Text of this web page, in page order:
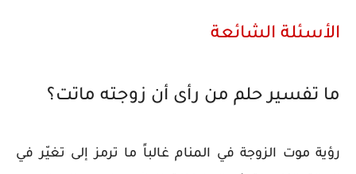
الأسئلة الشائعة
ما تفسير حلم من رأى أن زوجته ماتت؟
رؤية موت الزوجة في المنام غالباً ما ترمز إلى تغيّر في